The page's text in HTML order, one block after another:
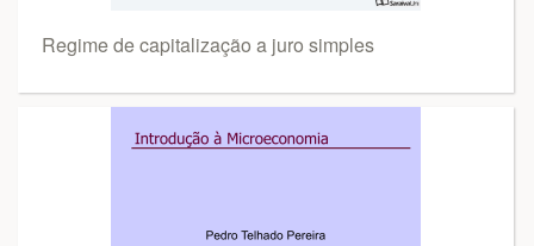
Regime de capitalização a juro simples